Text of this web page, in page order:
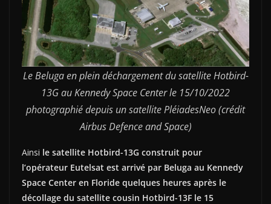
Le Beluga en plein déchargement du satellite Hotbird-
13G au Kennedy Space Center le 15/10/2022
photographié depuis un satellite PléiadesNeo (crédit
Airbus Defence and Space)
Ainsi le satellite Hotbird-13G construit pour
l’opérateur Eutelsat est arrivé par Beluga au Kennedy
Space Center en Floride quelques heures après le
décollage du satellite cousin Hotbird-13F le 15